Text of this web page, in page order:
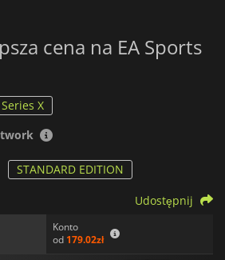
cena na EA Sports
X
STANDARD EDITION
Konto
od 179.02zł
Udostępnij